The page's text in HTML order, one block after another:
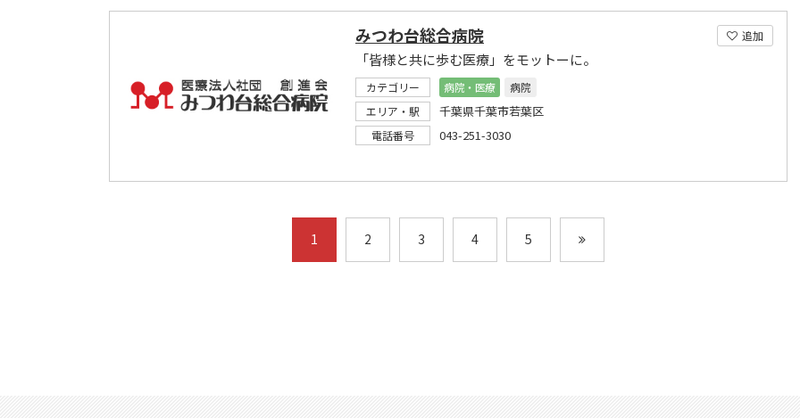
追加
みつわ台総合病院
「皆様と共に歩む医療」をモットーに。
カテゴリー 病院・医療
病院
エリア・駅
千葉県千葉市若葉区
電話番号 043-251-3030
1 2 3 4 5